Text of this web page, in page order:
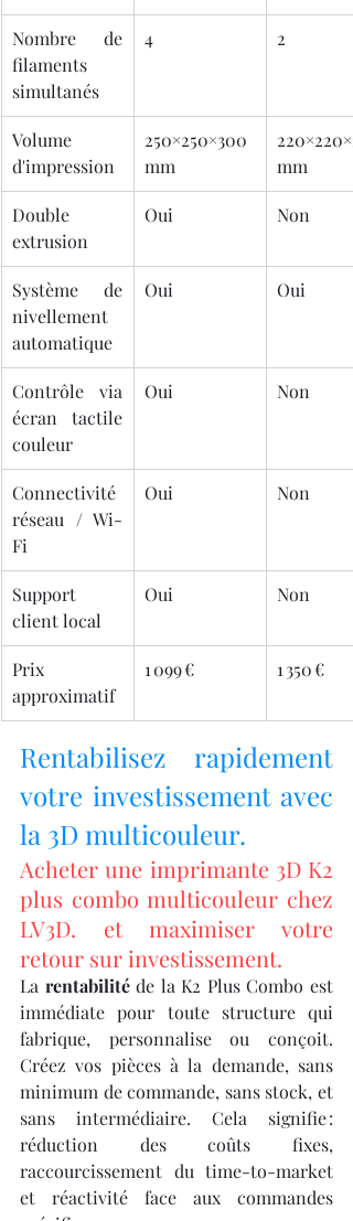
Nombre de
filaments
simultanés
4 2
Volume
d'impression
250×250×300
mm
mm
Double
extrusion
Oui Non
Système de
nivellement
automatique
Oui Oui
Contrôle via
écran tactile
couleur
Oui Non
Connectivité
réseau / Wi-
Fi
Oui Non
Support
client local
Oui Non
Prix
approximatif
1 099 € 1 350 €
Rentabilisez rapidement
votre investissement avec
la 3D multicouleur.
Acheter une imprimante 3D K2
plus combo multicouleur chez
LV3D. et maximiser votre
retour sur investissement.
La rentabilité de la K2 Plus Combo est
immédiate pour toute structure qui
fabrique, personnalise ou conçoit.
Créez vos pièces à la demande, sans
minimum de commande, sans stock, et
sans intermédiaire. Cela signifie :
réduction des coûts fixes,
raccourcissement du time-to-market
et réactivité face aux commandes